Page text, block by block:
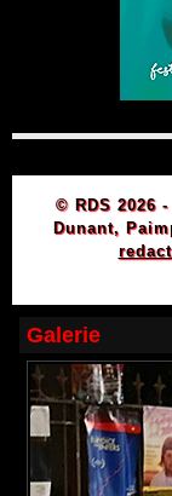
© RDS 2026
Dunant,
Galerie